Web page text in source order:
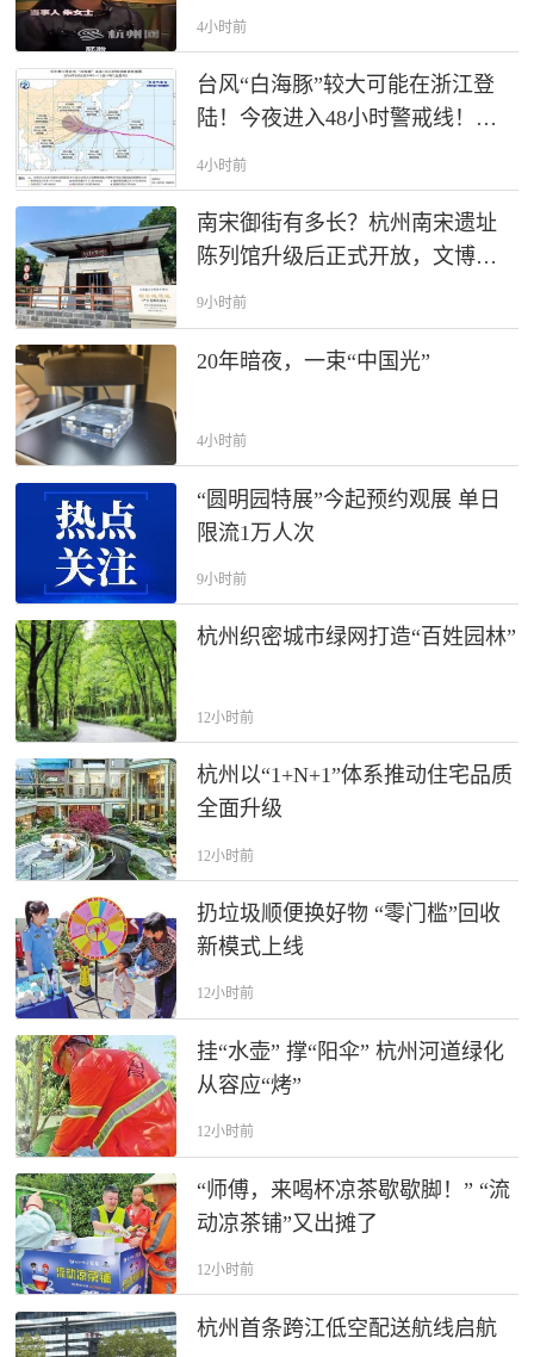
产。只有胚胎成功活体出生，非
婚生子女享有和婚生子女同等继
承权，才可以分割生父财产。
4小时前
台风“白海豚”较大可能在浙江登
陆！今夜进入48小时警戒线！浙
江启动防台风Ⅳ级应急响应
4小时前
南宋御街有多长？杭州南宋遗址
陈列馆升级后正式开放，文博推
荐官探秘“十里天街”
9小时前
20年暗夜，一束“中国光”
4小时前
“圆明园特展”今起预约观展 单日
限流1万人次
9小时前
杭州织密城市绿网打造“百姓园林”
12小时前
杭州以“1+N+1”体系推动住宅品质
全面升级
12小时前
扔垃圾顺便换好物 “零门槛”回收
新模式上线
12小时前
挂“水壶” 撑“阳伞” 杭州河道绿化
从容应“烤”
12小时前
“师傅，来喝杯凉茶歇歇脚！” “流
动凉茶铺”又出摊了
12小时前
杭州首条跨江低空配送航线启航